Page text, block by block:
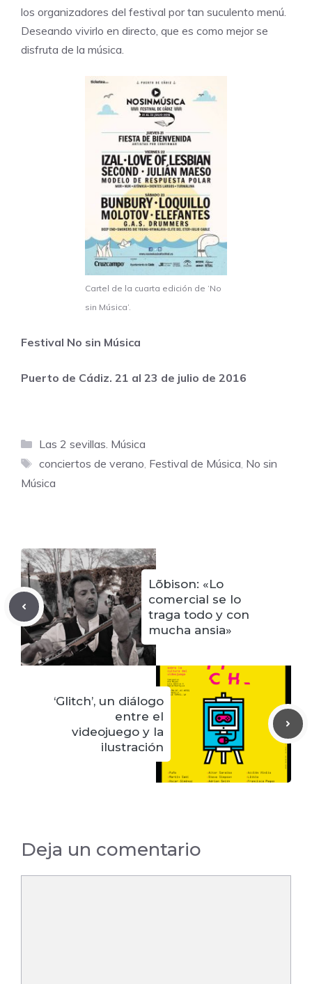
los organizadores del festival por tan suculento menú.
Deseando vivirlo en directo, que es como mejor se
disfruta de la música.
Cartel de la cuarta edición de ‘No
sin Música’.
Festival No sin Música
Puerto de Cádiz. 21 al 23 de julio de 2016
Categorías
Las 2 sevillas. Música
Etiquetas
conciertos de verano Festival de Música No sin
Música
Lõbison: «Lo
comercial se lo
traga todo y con
mucha ansia»
‘Glitch’, un diálogo
entre el
videojuego y la
ilustración
Deja un comentario